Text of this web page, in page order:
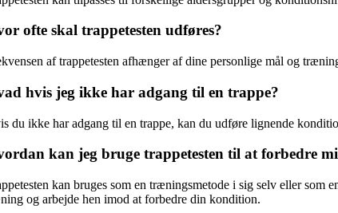
ofte skal trappetesten udføres?
af trappetesten afhænger af dine personlige mål og
hvis jeg ikke har adgang til en trappe?
du ikke har adgang til en trappe, kan du udføre lignende
kan jeg bruge trappetesten til at forbedre
kan bruges som en træningsmetode i sig selv eller
og arbejde hen imod at forbedre din kondition.